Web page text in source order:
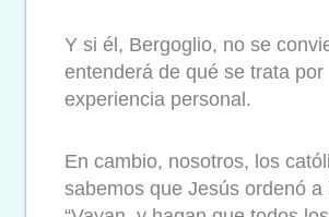
Y si él, Bergoglio, no se
entenderá de qué se trata por
experiencia personal.
En cambio, nosotros, los
sabemos que Jesús ordenó a